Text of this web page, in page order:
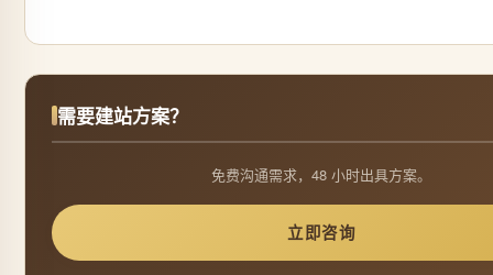
需要建站方案？
免费沟通需求，48 小时出具方案。
立即咨询